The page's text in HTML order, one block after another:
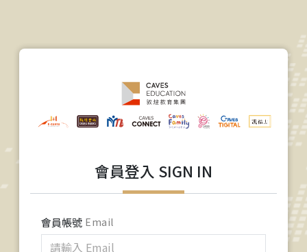
會員登入 SIGN IN
會員帳號 Email